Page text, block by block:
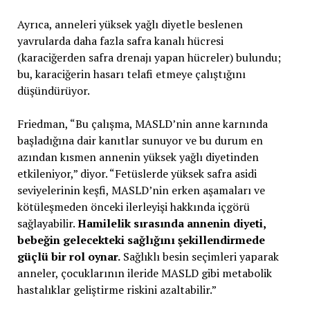
Ayrıca, anneleri yüksek yağlı diyetle beslenen
yavrularda daha fazla safra kanalı hücresi
(karaciğerden safra drenajı yapan hücreler) bulundu;
bu, karaciğerin hasarı telafi etmeye çalıştığını
düşündürüyor.
Friedman, “Bu çalışma, MASLD’nin anne karnında
başladığına dair kanıtlar sunuyor ve bu durum en
azından kısmen annenin yüksek yağlı diyetinden
etkileniyor,” diyor. “Fetüslerde yüksek safra asidi
seviyelerinin keşfi, MASLD’nin erken aşamaları ve
kötüleşmeden önceki ilerleyişi hakkında içgörü
sağlayabilir.Hamilelik sırasında annenin diyeti,
bebeğin gelecekteki sağlığını şekillendirmede
güçlü bir rol oynar.Sağlıklı besin seçimleri yaparak
anneler, çocuklarının ileride MASLD gibi metabolik
hastalıklar geliştirme riskini azaltabilir.”